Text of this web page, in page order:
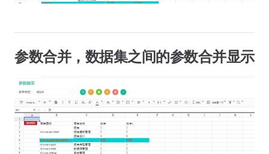
参数合并，数据集之间的参数合并显示